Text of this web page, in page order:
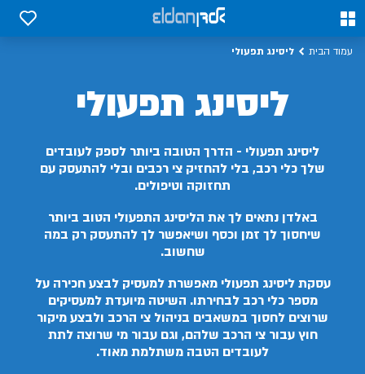
0
0
עמוד הבית ליסינג תפעולי
ליסינג תפעולי
ליסינג תפעולי - הדרך הטובה ביותר לספק לעובדים
שלך כלי רכב, בלי להחזיק צי רכבים ובלי להתעסק עם
תחזוקה וטיפולים.
באלדן נתאים לך את הליסינג התפעולי הטוב ביותר
שיחסוך לך זמן וכסף ושיאפשר לך להתעסק רק במה
שחשוב.
עסקת ליסינג תפעולי מאפשרת למעסיק לבצע חכירה על
מספר כלי רכב לבחירתו. השיטה מיועדת למעסיקים
שרוצים לחסוך במשאבים בניהול צי הרכב ולבצע מיקור
חוץ עבור צי הרכב שלהם, וגם עבור מי שרוצה לתת
לעובדים הטבה משתלמת מאוד.